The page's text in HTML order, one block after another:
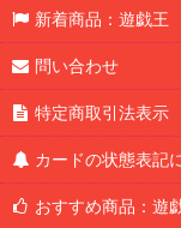
新着商品：遊戯王
問い合わせ
特定商取引法表示
カードの状態表記
おすすめ商品：遊